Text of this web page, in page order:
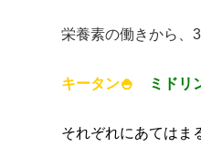
栄養素の働きから、
キータン🍚 ミド
それぞれにあてはま